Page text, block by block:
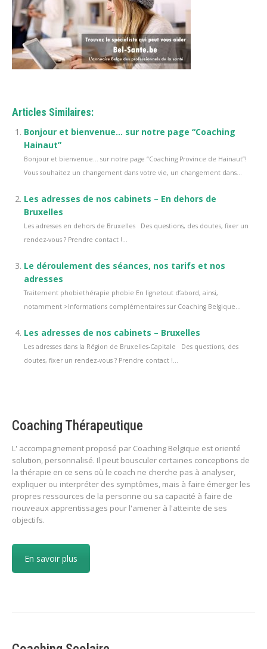
Articles Similaires:
Bonjour et bienvenue… sur notre page “Coaching
Hainaut”
Bonjour et bienvenue… sur notre page “Coaching Province de Hainaut”!
Vous souhaitez un changement dans votre vie, un changement dans...
Les adresses de nos cabinets – En dehors de
Bruxelles
Les adresses en dehors de Bruxelles Des questions, des doutes, fixer un
rendez-vous ? Prendre contact !...
Le déroulement des séances, nos tarifs et nos
adresses
Traitement phobiethérapie phobie En lignetout d’abord, ainsi,
notamment >Informations complémentaires sur Coaching Belgique...
Les adresses de nos cabinets – Bruxelles
Les adresses dans la Région de Bruxelles-Capitale Des questions, des
doutes, fixer un rendez-vous ? Prendre contact !...
Coaching Thérapeutique
L' accompagnement proposé par Coaching Belgique est orienté
solution, personnalisé. Il peut bousculer certaines conceptions de
la thérapie en ce sens où le coach ne cherche pas à analyser,
expliquer ou interpréter des symptômes, mais à faire émerger les
propres ressources de la personne ou sa capacité à faire de
nouveaux apprentissages pour l'amener à l'atteinte de ses
objectifs.
En savoir plus